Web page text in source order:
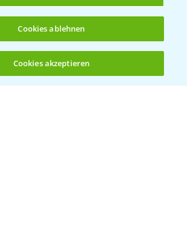
(noch 4)
Folgen Sie uns
Cookies ablehnen
Cookies akzeptieren